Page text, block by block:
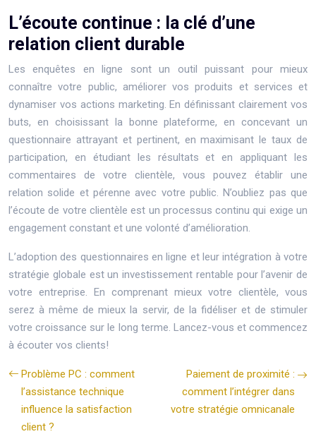
L’écoute continue : la clé d’une
relation client durable
Les enquêtes en ligne sont un outil puissant pour mieux
connaître votre public, améliorer vos produits et services et
dynamiser vos actions marketing. En définissant clairement vos
buts, en choisissant la bonne plateforme, en concevant un
questionnaire attrayant et pertinent, en maximisant le taux de
participation, en étudiant les résultats et en appliquant les
commentaires de votre clientèle, vous pouvez établir une
relation solide et pérenne avec votre public. N’oubliez pas que
l’écoute de votre clientèle est un processus continu qui exige un
engagement constant et une volonté d’amélioration.
L’adoption des questionnaires en ligne et leur intégration à votre
stratégie globale est un investissement rentable pour l’avenir de
votre entreprise. En comprenant mieux votre clientèle, vous
serez à même de mieux la servir, de la fidéliser et de stimuler
votre croissance sur le long terme. Lancez-vous et commencez
à écouter vos clients!
Problème PC : comment
l’assistance technique
influence la satisfaction
client ?
Paiement de proximité :
comment l’intégrer dans
votre stratégie omnicanale